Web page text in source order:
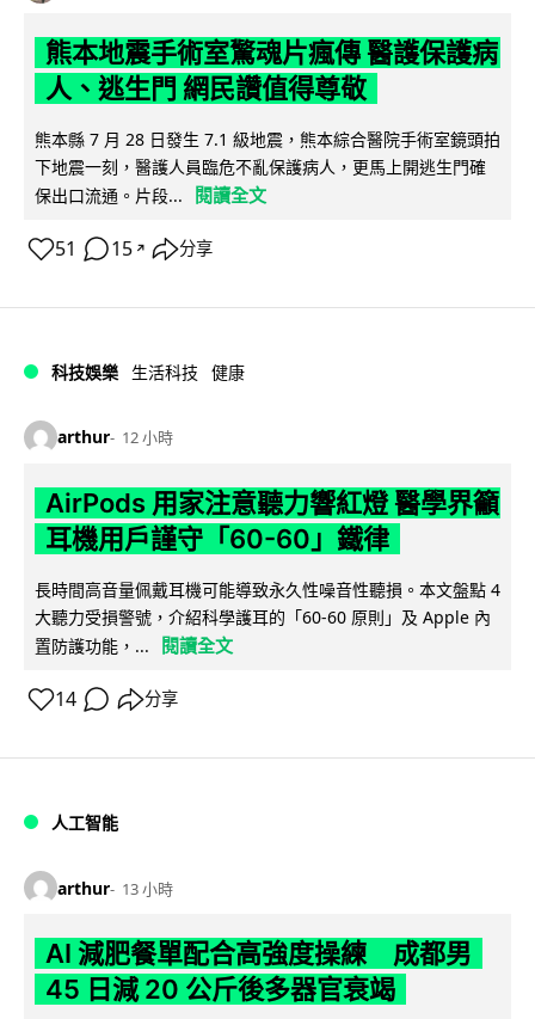
熊本地震手術室驚魂片瘋傳 醫護保護病
人、逃生門 網民讚值得尊敬
熊本縣 7 月 28 日發生 7.1 級地震，熊本綜合醫院手術室鏡頭拍
下地震一刻，醫護人員臨危不亂保護病人，更馬上開逃生門確
保出口流通。片段...
閱讀全文
51 15 ↗ 分享
科技娛樂 生活科技 健康
arthur 12 小時
AirPods 用家注意聽力響紅燈 醫學界籲
耳機用戶謹守「60-60」鐵律
長時間高音量佩戴耳機可能導致永久性噪音性聽損。本文盤點 4
大聽力受損警號，介紹科學護耳的「60-60 原則」及 Apple 內
置防護功能，...
閱讀全文
14 分享
人工智能
arthur 13 小時
AI 減肥餐單配合高強度操練 成都男
45 日減 20 公斤後多器官衰竭